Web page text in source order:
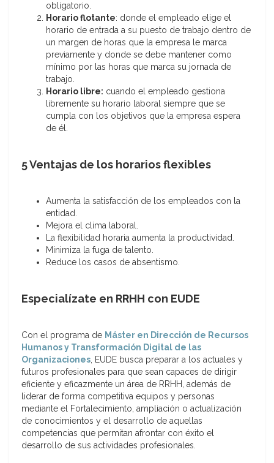
obligatorio.
Horario flotante: donde el empleado elige el
horario de entrada a su puesto de trabajo dentro de
un margen de horas que la empresa le marca
previamente y donde se debe mantener como
mínimo por las horas que marca su jornada de
trabajo.
Horario libre: cuando el empleado gestiona
libremente su horario laboral siempre que se
cumpla con los objetivos que la empresa espera
de él.
5 Ventajas de los horarios flexibles
Aumenta la satisfacción de los empleados con la
entidad.
Mejora el clima laboral.
La flexibilidad horaria aumenta la productividad.
Minimiza la fuga de talento.
Reduce los casos de absentismo.
Especialízate en RRHH con EUDE
Con el programa de Máster en Dirección de Recursos
Humanos y Transformación Digital de las
Organizaciones, EUDE busca preparar a los actuales y
futuros profesionales para que sean capaces de dirigir
eficiente y eficazmente un área de RRHH, además de
liderar de forma competitiva equipos y personas
mediante el Fortalecimiento, ampliación o actualización
de conocimientos y el desarrollo de aquellas
competencias que permitan afrontar con éxito el
desarrollo de sus actividades profesionales.